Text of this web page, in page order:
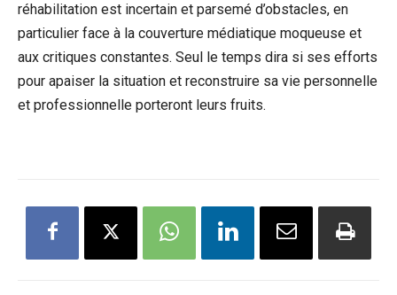
réhabilitation est incertain et parsemé d’obstacles, en
particulier face à la couverture médiatique moqueuse et
aux critiques constantes. Seul le temps dira si ses efforts
pour apaiser la situation et reconstruire sa vie personnelle
et professionnelle porteront leurs fruits.